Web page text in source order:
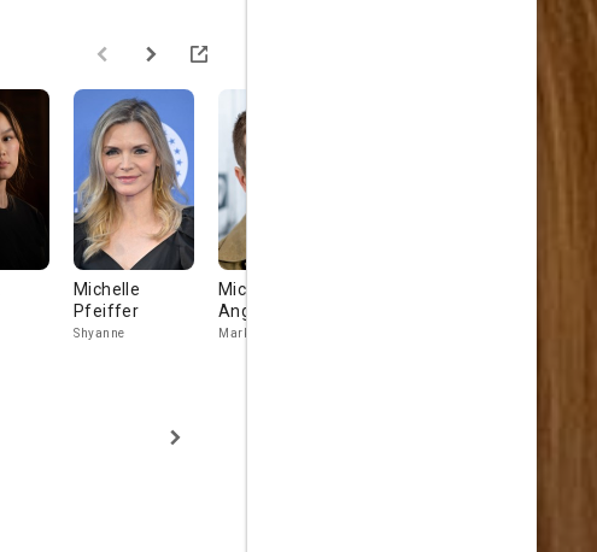
Michelle
Pfeiffer
Shyanne
Michael
Angarano
Mark